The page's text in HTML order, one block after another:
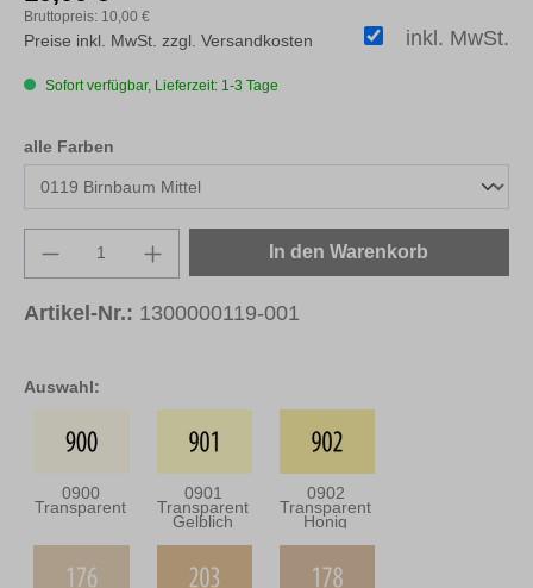
Auswahl:
0900
Transparent
0901
Transparent
Gelblich
0902
Transparent
Honig
Bruttopreis: 10,00 €
inkl. MwSt.
Preise inkl. MwSt. zzgl. Versandkosten
Sofort verfügbar, Lieferzeit: 1-3 Tage
alle Farben
Produkt Anzahl: Gib den gewünschten
In den Warenkorb
Artikel-Nr.: 1300000119-001